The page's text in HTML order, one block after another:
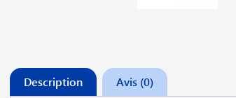
Description Avis (0)